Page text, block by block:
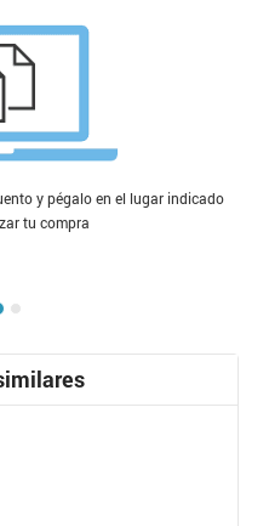
y pégalo en el lugar indicado
tu compra